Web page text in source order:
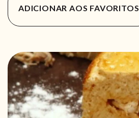
ADICIONAR AOS FAVORITOS